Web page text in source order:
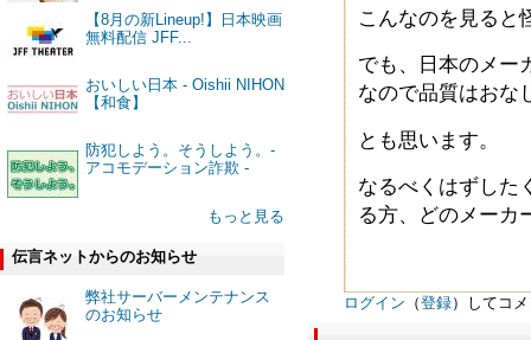
【8月の新Lineup!】日本映画
無料配信 JFF...
おいしい日本 - Oishii NIHON
【和食】
防犯しよう。そうしよう。-
アコモデーション詐欺 -
もっと見る
伝言ネットからのお知らせ
弊社サーバーメンテナンス
のお知らせ
こんなのを見ると
でも、日本のメー
なので品質はおな
とも思います。
なるべくはずした
る方、どのメーカ
ログイン （登録）してコ